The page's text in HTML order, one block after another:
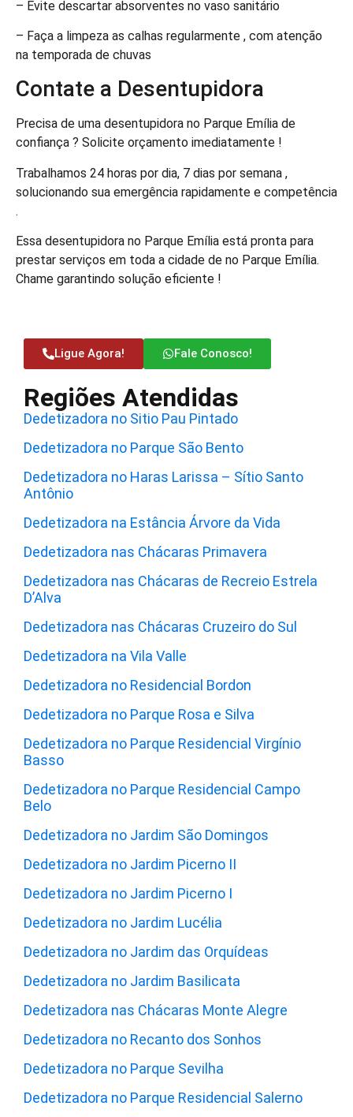
– Evite descartar absorventes no vaso sanitário
– Faça a limpeza as calhas regularmente , com atenção
na temporada de chuvas
Contate a Desentupidora
Precisa de uma desentupidora no Parque Emília de
confiança ? Solicite orçamento imediatamente !
Trabalhamos 24 horas por dia, 7 dias por semana ,
solucionando sua emergência rapidamente e competência
.
Essa desentupidora no Parque Emília está pronta para
prestar serviços em toda a cidade de no Parque Emília.
Chame garantindo solução eficiente !
Ligue Agora! Fale Conosco!
Regiões Atendidas
Dedetizadora no Sitio Pau Pintado
Dedetizadora no Parque São Bento
Dedetizadora no Haras Larissa – Sítio Santo
Antônio
Dedetizadora na Estância Árvore da Vida
Dedetizadora nas Chácaras Primavera
Dedetizadora nas Chácaras de Recreio Estrela
D’Alva
Dedetizadora nas Chácaras Cruzeiro do Sul
Dedetizadora na Vila Valle
Dedetizadora no Residencial Bordon
Dedetizadora no Parque Rosa e Silva
Dedetizadora no Parque Residencial Virgínio
Basso
Dedetizadora no Parque Residencial Campo
Belo
Dedetizadora no Jardim São Domingos
Dedetizadora no Jardim Picerno II
Dedetizadora no Jardim Picerno I
Dedetizadora no Jardim Lucélia
Dedetizadora no Jardim das Orquídeas
Dedetizadora no Jardim Basilicata
Dedetizadora nas Chácaras Monte Alegre
Dedetizadora no Recanto dos Sonhos
Dedetizadora no Parque Sevilha
Dedetizadora no Parque Residencial Salerno